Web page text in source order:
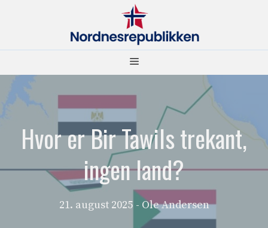
Meny
Hvor er Bir Tawils trekant,
ingen land?
21. august 2025 - Ole Andersen